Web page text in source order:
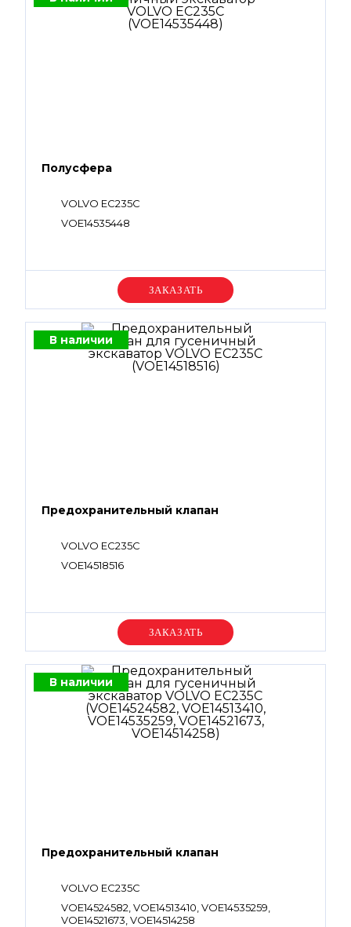
Полусфера
VOLVO EC235C
VOE14535448
Уточняйте цену
В наличии
Предохранительный клапан
VOLVO EC235C
VOE14518516
Уточняйте цену
В наличии
Предохранительный клапан
VOLVO EC235C
VOE14524582, VOE14513410, VOE14535259,
VOE14521673, VOE14514258